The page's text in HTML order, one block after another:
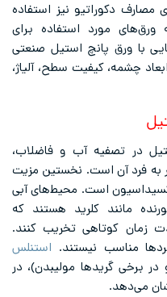
مصارف دکوراتیو نیز استفاده
مورد استفاده برای
با ورق پانچ استیل صنعتی
چشمه، کیفیت سطح، آلیاژ،
در تصفیه آب و فاضلاب،
به فرد آن‌ است. نخستین مزیت
است. محیط‌های آبی
مانند کلرید هستند که
زمان کوتاهی تخریب کنند.
مناسب نیستند. استنلس
برخی گریدها مولیبدن)، در
می‌دهد.